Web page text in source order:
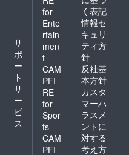
サ
ポ
ー
ト
サ
ー
ビ
ス
for
Ente
rtain
men
t
CAM
PFI
RE
for
Spor
ts
CAM
PFI
く表記
情報セ
キュリ
ティ方
針
反社基
本方針
カスタ
マーハ
ラスメ
ントに
対する
考え方